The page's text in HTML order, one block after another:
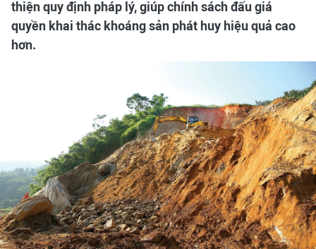
thiện quy định pháp lý, giúp chính sách đấu giá
quyền khai thác khoáng sản phát huy hiệu quả cao
hơn.